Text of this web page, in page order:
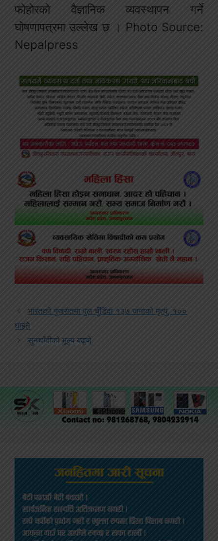
फोहोरको वैज्ञानिक व्यवस्थापन गर्ने
घोषणापत्रमा उल्लेख छ । Photo Source:
Nepalpress
भारतको गुजरातमा पुल चुँडिंदा १३७ जनाको मृत्यु, १००
घाइते
सुनचाँदीको मूल्य बढ्यो